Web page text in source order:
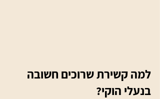
למה קשירת שרוכים חשובה
בנעלי הוקי?